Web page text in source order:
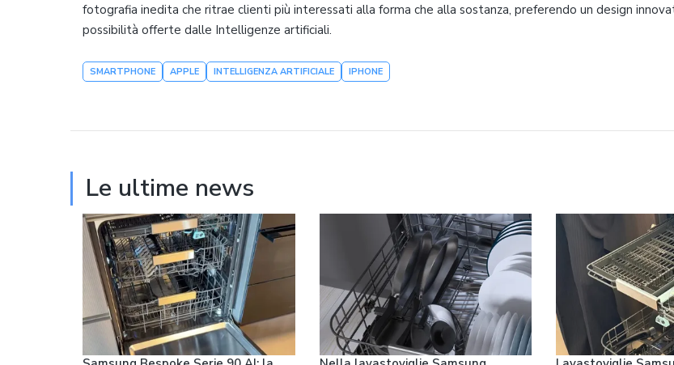
fotografia inedita che ritrae clienti più interessati alla forma che alla sostanza, preferendo un design
possibilità offerte dalle Intelligenze artificiali.
SMARTPHONE APPLE INTELLIGENZA ARTIFICIALE IPHONE
Le ultime news